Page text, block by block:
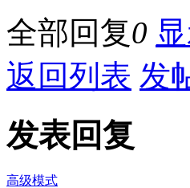
全部回复0
返回列表 发
发表回复
高级模式